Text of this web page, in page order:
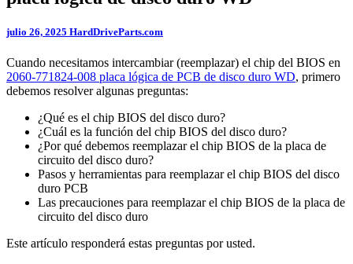
julio 26, 2025 HardDriveParts.com
Cuando necesitamos intercambiar (reemplazar) el chip del BIOS en
2060-771824-008 placa lógica de PCB de disco duro WD, primero
debemos resolver algunas preguntas:
¿Qué es el chip BIOS del disco duro?
¿Cuál es la función del chip BIOS del disco duro?
¿Por qué debemos reemplazar el chip BIOS de la placa de
circuito del disco duro?
Pasos y herramientas para reemplazar el chip BIOS del disco
duro PCB
Las precauciones para reemplazar el chip BIOS de la placa de
circuito del disco duro
Este artículo responderá estas preguntas por usted.